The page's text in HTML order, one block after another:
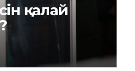
қалай